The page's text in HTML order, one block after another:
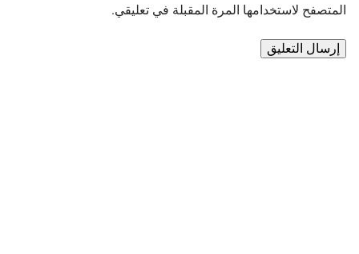
المتصفح لاستخدامها المرة المقبلة في تعليقي.